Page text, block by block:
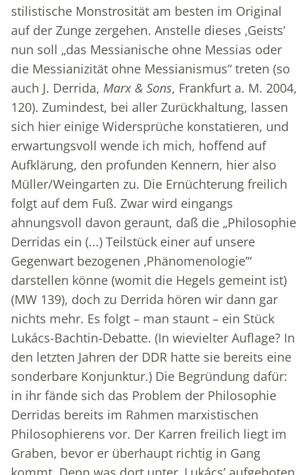
stilistische Monstrosität am besten im Original
auf der Zunge zergehen. Anstelle dieses ‚Geists’
nun soll „das Messianische ohne Messias oder
die Messianizität ohne Messianismus“ treten (so
auch J. Derrida, Marx & Sons, Frankfurt a. M. 2004,
120). Zumindest, bei aller Zurückhaltung, lassen
sich hier einige Widersprüche konstatieren, und
erwartungsvoll wende ich mich, hoffend auf
Aufklärung, den profunden Kennern, hier also
Müller/Weingarten zu. Die Ernüchterung freilich
folgt auf dem Fuß. Zwar wird eingangs
ahnungsvoll davon geraunt, daß die „Philosophie
Derridas ein (...) Teilstück einer auf unsere
Gegenwart bezogenen ‚Phänomenologie’“
darstellen könne (womit die Hegels gemeint ist)
(MW 139), doch zu Derrida hören wir dann gar
nichts mehr. Es folgt – man staunt – ein Stück
Lukács-Bachtin-Debatte. (In wievielter Auflage? In
den letzten Jahren der DDR hatte sie bereits eine
sonderbare Konjunktur.) Die Begründung dafür:
in ihr fände sich das Problem der Philosophie
Derridas bereits im Rahmen marxistischen
Philosophierens vor. Der Karren freilich liegt im
Graben, bevor er überhaupt richtig in Gang